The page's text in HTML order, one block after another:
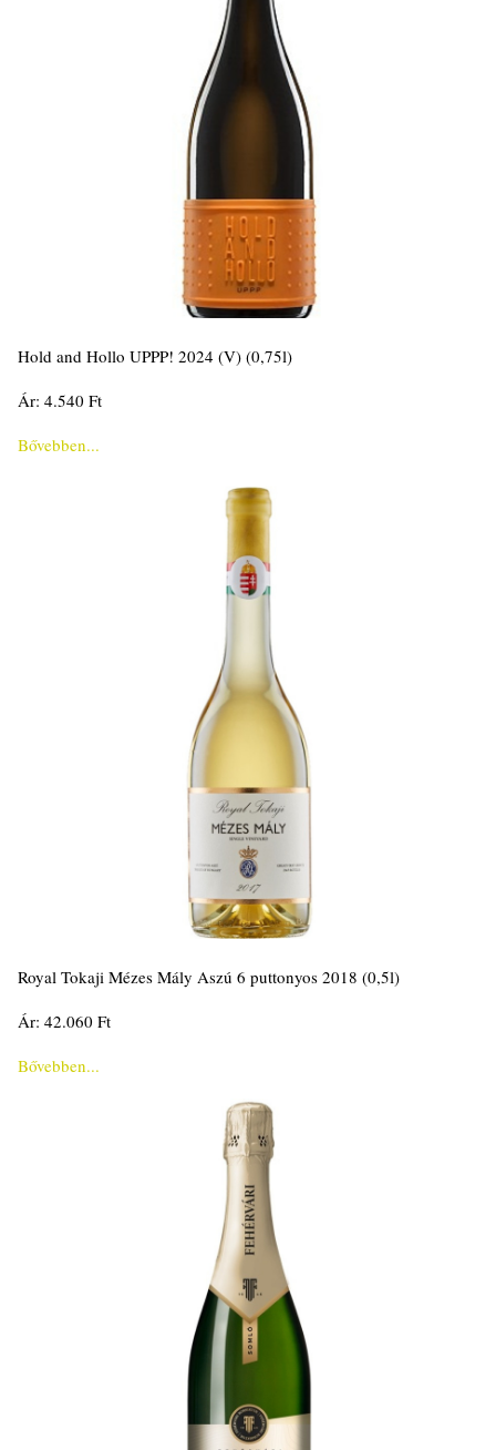
Hold and Hollo UPPP! 2024 (V) (0,75l)
Ár: 4.540 Ft
Bővebben...
Royal Tokaji Mézes Mály Aszú 6 puttonyos 2018 (0,5l)
Ár: 42.060 Ft
Bővebben...